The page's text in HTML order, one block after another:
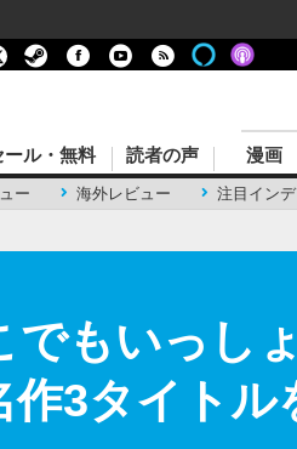
ー 海外レビュー 注目イン
ール・無料 読者の声 漫画
でもいっし
3タイト